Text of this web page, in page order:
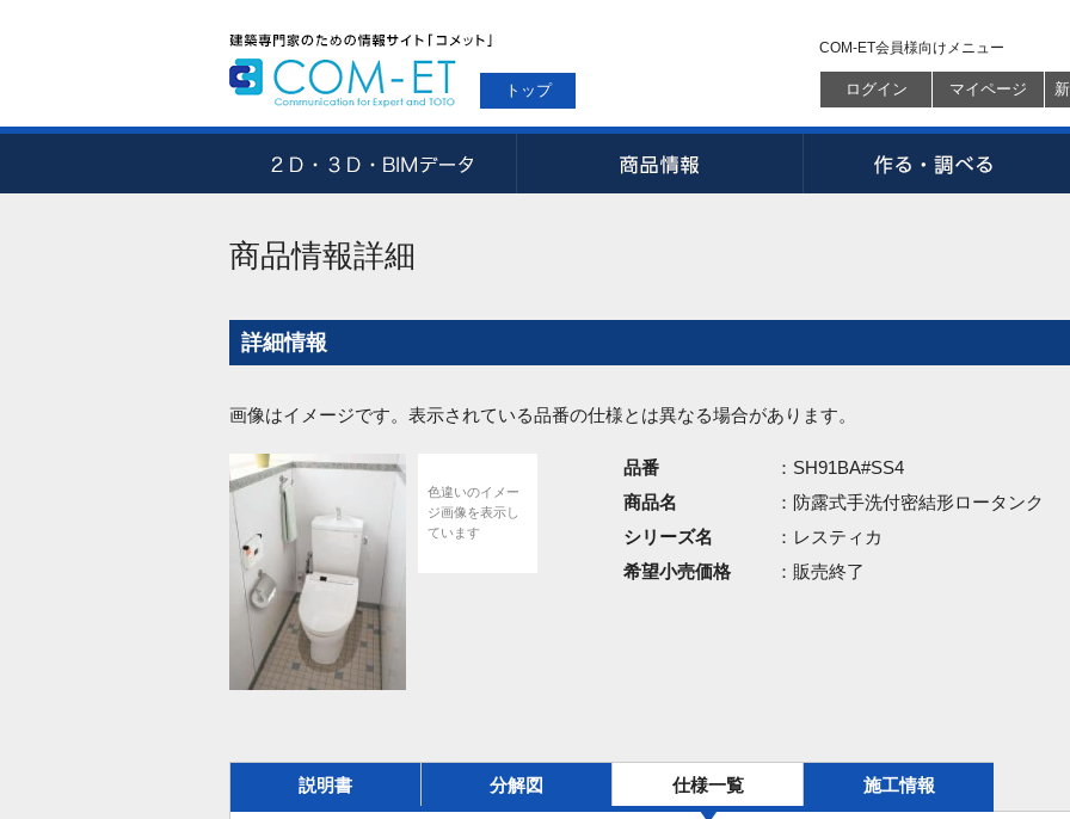
トップ
COM-ET会員様向けメニュー
ログイン マイページ
商品情報詳細
詳細情報
画像はイメージです。表示されている品番の仕様とは異なる場合があります。
色違いのイメー
ジ画像を表示し
ています
品番
：SH91BA#SS4
商品名
：防露式手洗付密結形ロータンク
シリーズ名
：レスティカ
希望小売価格
：販売終了
説明書 分解図 仕様一覧 施工情報